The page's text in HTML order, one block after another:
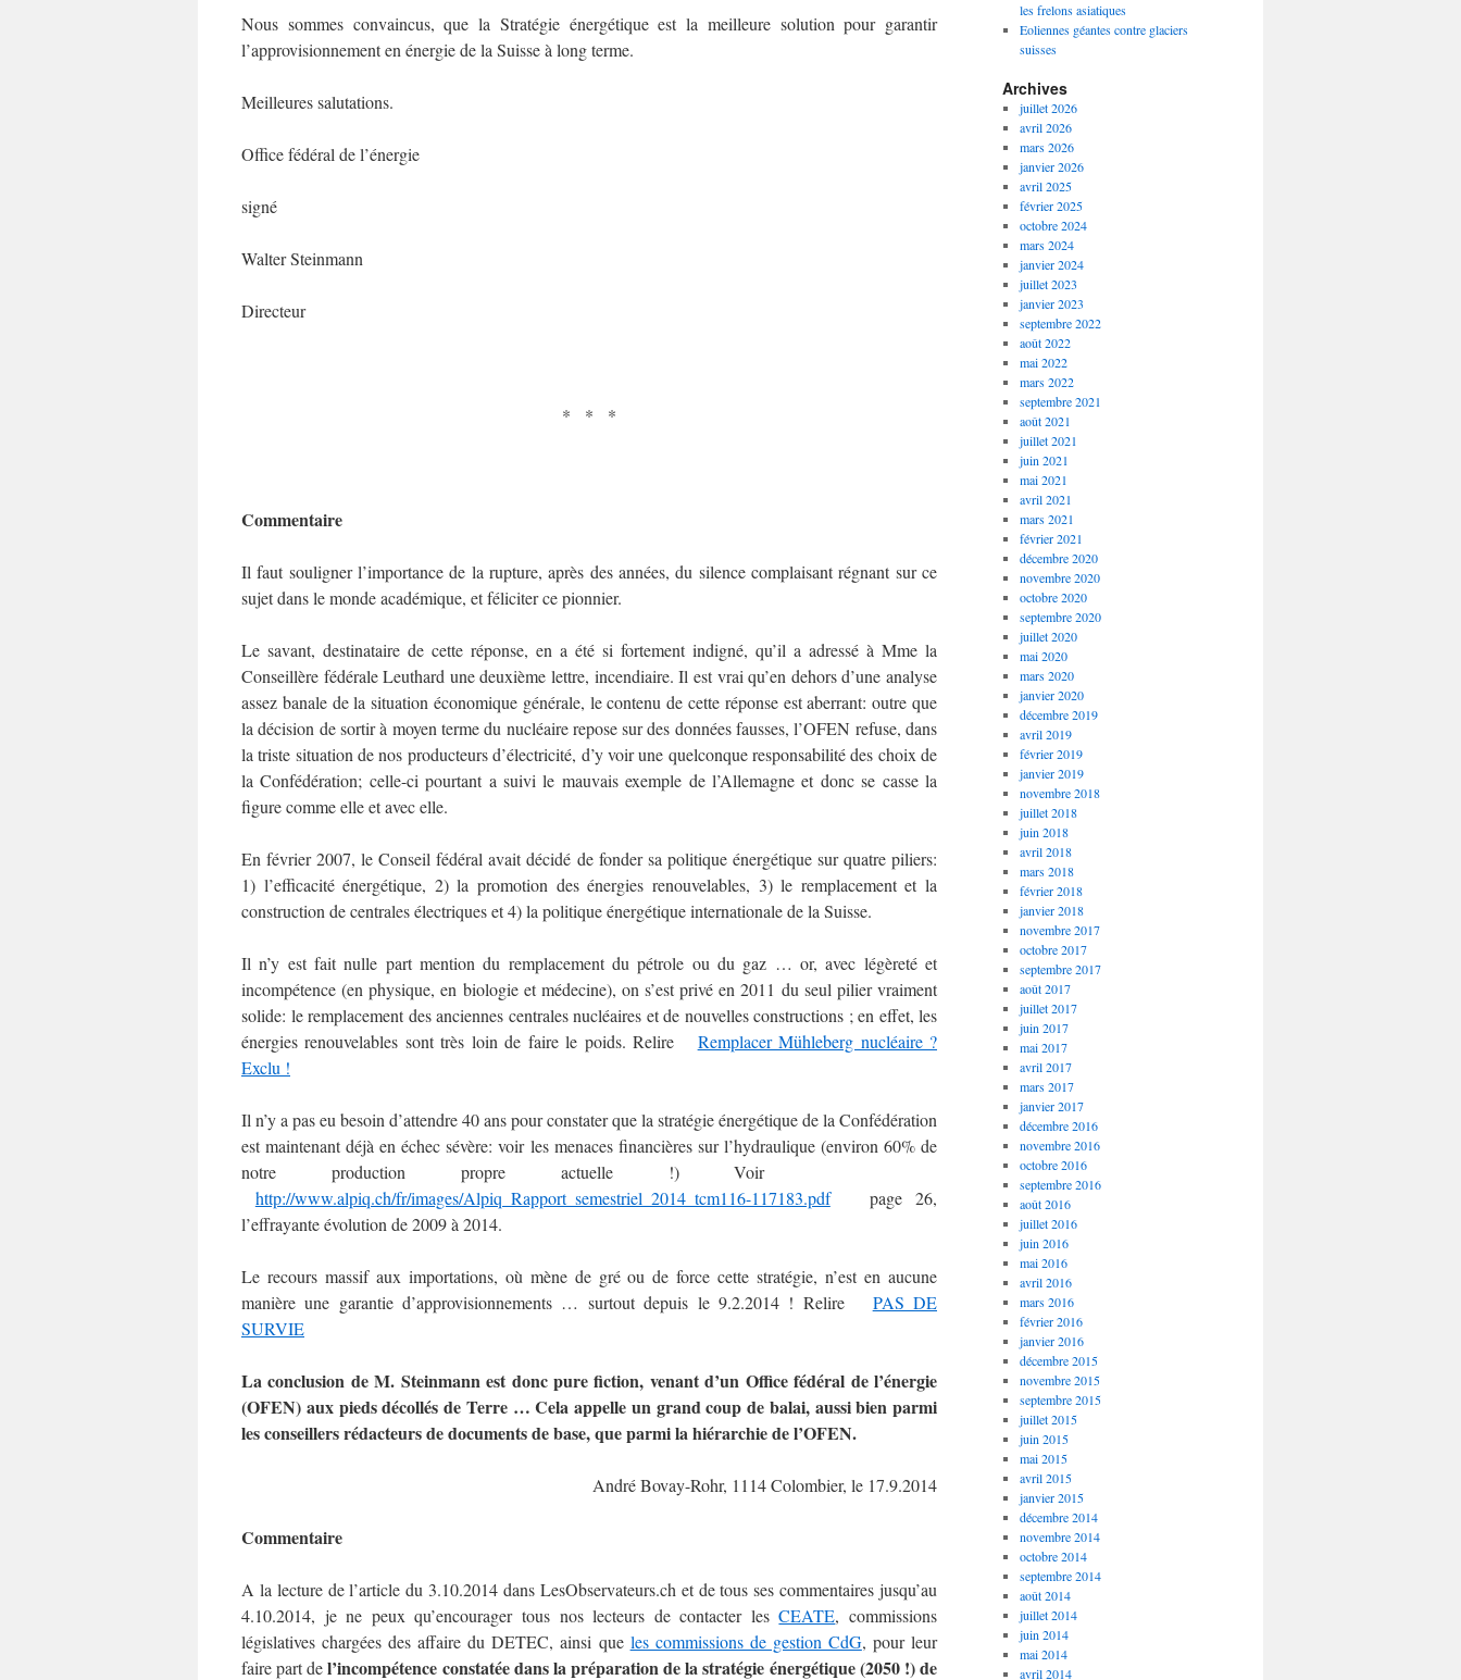
Nous sommes convaincus, que la Stratégie énergétique est la meilleure solution pour garantir
l’approvisionnement en énergie de la Suisse à long terme.
Meilleures salutations.
Office fédéral de l’énergie
signé
Walter Steinmann
Directeur
* * *
Commentaire
Il faut souligner l’importance de la rupture, après des années, du silence complaisant régnant sur ce
sujet dans le monde académique, et féliciter ce pionnier.
Le savant, destinataire de cette réponse, en a été si fortement indigné, qu’il a adressé à Mme la
Conseillère fédérale Leuthard une deuxième lettre, incendiaire. Il est vrai qu’en dehors d’une analyse
assez banale de la situation économique générale, le contenu de cette réponse est aberrant: outre que
la décision de sortir à moyen terme du nucléaire repose sur des données fausses, l’OFEN refuse, dans
la triste situation de nos producteurs d’électricité, d’y voir une quelconque responsabilité des choix de
la Confédération; celle-ci pourtant a suivi le mauvais exemple de l’Allemagne et donc se casse la
figure comme elle et avec elle.
En février 2007, le Conseil fédéral avait décidé de fonder sa politique énergétique sur quatre piliers:
1) l’efficacité énergétique, 2) la promotion des énergies renouvelables, 3) le remplacement et la
construction de centrales électriques et 4) la politique énergétique internationale de la Suisse.
Il n’y est fait nulle part mention du remplacement du pétrole ou du gaz … or, avec légèreté et
incompétence (en physique, en biologie et médecine), on s’est privé en 2011 du seul pilier vraiment
solide: le remplacement des anciennes centrales nucléaires et de nouvelles constructions ; en effet, les
énergies renouvelables sont très loin de faire le poids. Relire Remplacer Mühleberg nucléaire ?
Exclu !
Il n’y a pas eu besoin d’attendre 40 ans pour constater que la stratégie énergétique de la Confédération
est maintenant déjà en échec sévère: voir les menaces financières sur l’hydraulique (environ 60% de
notre production propre actuelle !) Voir
http://www.alpiq.ch/fr/images/Alpiq_Rapport_semestriel_2014_tcm116-117183.pdfpage 26,
l’effrayante évolution de 2009 à 2014.
Le recours massif aux importations, où mène de gré ou de force cette stratégie, n’est en aucune
manière une garantie d’approvisionnements … surtout depuis le 9.2.2014 ! Relire PAS DE
SURVIE
La conclusion de M. Steinmann est donc pure fiction, venant d’un Office fédéral de l’énergie
(OFEN) aux pieds décollés de Terre … Cela appelle un grand coup de balai, aussi bien parmi
les conseillers rédacteurs de documents de base, que parmi la hiérarchie de l’OFEN.
André Bovay-Rohr, 1114 Colombier, le 17.9.2014
Commentaire
A la lecture de l’article du 3.10.2014 dans LesObservateurs.ch et de tous ses commentaires jusqu’au
4.10.2014, je ne peux qu’encourager tous nos lecteurs de contacter lesCEATE, commissions
législatives chargées des affaire du DETEC, ainsi que les commissions de gestion CdG, pour leur
faire part del’incompétence constatée dans la préparation de la stratégie énergétique (2050 !) de
les frelons asiatiques
Eoliennes géantes contre glaciers
suisses
Archives
juillet 2026
avril 2026
mars 2026
janvier 2026
avril 2025
février 2025
octobre 2024
mars 2024
janvier 2024
juillet 2023
janvier 2023
septembre 2022
août 2022
mai 2022
mars 2022
septembre 2021
août 2021
juillet 2021
juin 2021
mai 2021
avril 2021
mars 2021
février 2021
décembre 2020
novembre 2020
octobre 2020
septembre 2020
juillet 2020
mai 2020
mars 2020
janvier 2020
décembre 2019
avril 2019
février 2019
janvier 2019
novembre 2018
juillet 2018
juin 2018
avril 2018
mars 2018
février 2018
janvier 2018
novembre 2017
octobre 2017
septembre 2017
août 2017
juillet 2017
juin 2017
mai 2017
avril 2017
mars 2017
janvier 2017
décembre 2016
novembre 2016
octobre 2016
septembre 2016
août 2016
juillet 2016
juin 2016
mai 2016
avril 2016
mars 2016
février 2016
janvier 2016
décembre 2015
novembre 2015
septembre 2015
juillet 2015
juin 2015
mai 2015
avril 2015
janvier 2015
décembre 2014
novembre 2014
octobre 2014
septembre 2014
août 2014
juillet 2014
juin 2014
mai 2014
avril 2014